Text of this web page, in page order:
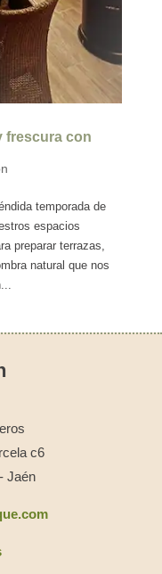
frescura con
temporada de
espacios
preparar terrazas,
natural que nos
c6
Jaén